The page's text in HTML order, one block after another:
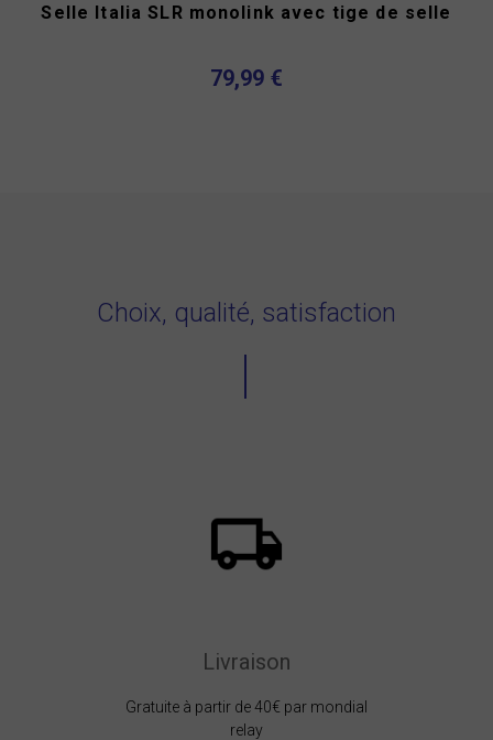
Stock
Selle Italia SLR monolink avec tige de selle
79,99 €
Choix, qualité, satisfaction
Livraison
Gratuite à partir de 40€ par mondial
relay